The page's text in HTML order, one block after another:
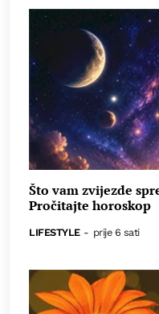
Što vam zvijezde
Pročitajte horoskop
LIFESTYLE - prije 6 sati